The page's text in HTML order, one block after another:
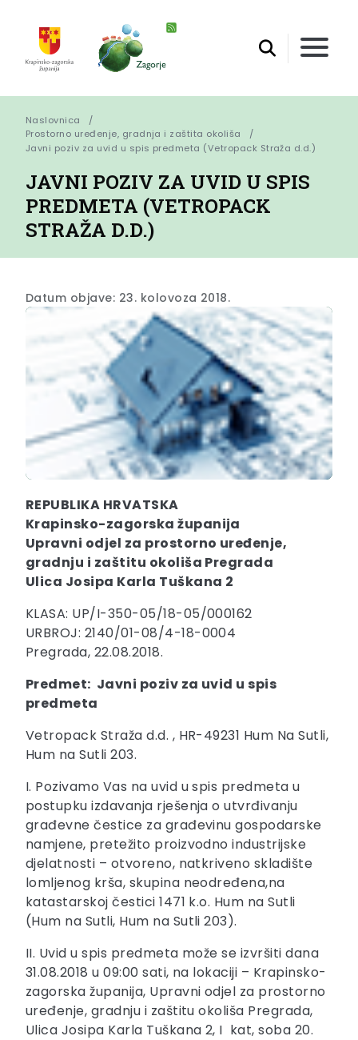
Naslovnica
Prostorno uređenje, gradnja i zaštita okoliša
Javni poziv za uvid u spis predmeta (Vetropack Straža d.d.)
JAVNI POZIV ZA UVID U SPIS
PREDMETA (VETROPACK
STRAŽA D.D.)
Datum objave: 23. kolovoza 2018.
REPUBLIKA HRVATSKA
Krapinsko-zagorska županija
Upravni odjel za prostorno uređenje,
gradnju i zaštitu okoliša Pregrada
Ulica Josipa Karla Tuškana 2
KLASA: UP/I-350-05/18-05/000162
URBROJ: 2140/01-08/4-18-0004
Pregrada, 22.08.2018.
Predmet: Javni poziv za uvid u spis
predmeta
Vetropack Straža d.d. , HR-49231 Hum Na Sutli,
Hum na Sutli 203.
I. Pozivamo Vas na uvid u spis predmeta u
postupku izdavanja rješenja o utvrđivanju
građevne čestice za građevinu gospodarske
namjene, pretežito proizvodno industrijske
djelatnosti – otvoreno, natkriveno skladište
lomljenog krša, skupina neodređena,na
katastarskoj čestici 1471 k.o. Hum na Sutli
(Hum na Sutli, Hum na Sutli 203).
II. Uvid u spis predmeta može se izvršiti dana
31.08.2018 u 09:00 sati, na lokaciji – Krapinsko-
zagorska županija, Upravni odjel za prostorno
uređenje, gradnju i zaštitu okoliša Pregrada,
Ulica Josipa Karla Tuškana 2, I kat, soba 20.